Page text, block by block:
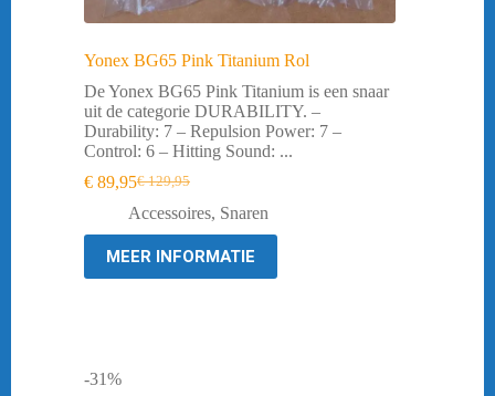
Yonex BG65 Pink Titanium Rol
De Yonex BG65 Pink Titanium is een snaar
uit de categorie DURABILITY. –
Durability: 7 – Repulsion Power: 7 –
Control: 6 – Hitting Sound: ...
€129,95
Oorspronkelijke
prijs
€ 129,95.
€ 89,95Huidige
prijs
€ 89,95.
Accessoires, Snaren
MEER INFORMATIE
-31%